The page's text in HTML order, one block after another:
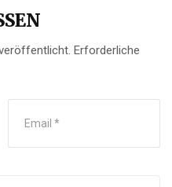
Erforderliche